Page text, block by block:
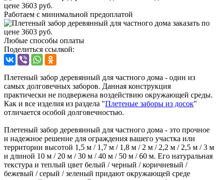
Работаем с минимальной предоплатой
Любые способы оплаты
Поделиться ссылкой:
Плетеный забор деревянный для частного дома - один из
самых долговечных заборов. Данная конструкция
практически не подвержена воздействию окружающей среды.
Как и все изделия из раздела "Плетеные заборы из досок"
отличается особой долговечностью.
Плетеный забор деревянный для частного дома - это прочное
и надежное решение для ограждения вашего участка или
территории высотой 1,5 м / 1,7 м / 1,8 м / 2 м / 2,2 м / 2,5 м / 3 м
и длиной 10 м / 20 м / 30 м / 40 м / 50 м / 60 м. Его натуральная
текстура и теплый цвет белый / черный / коричневый /
бежевый / серый / зеленый придают окружающей среде